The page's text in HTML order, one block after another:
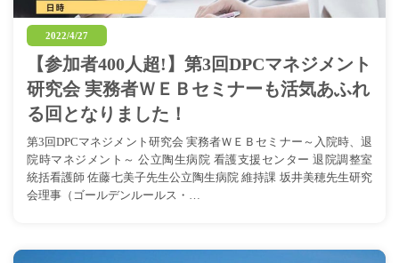
2022/4/27
【参加者400人超!】第3回DPCマネジメント
研究会 実務者ＷＥＢセミナーも活気あふれ
る回となりました！
第3回DPCマネジメント研究会 実務者ＷＥＢセミナー～入院時、退
院時マネジメント～ 公立陶生病院 看護支援センター 退院調整室
統括看護師 佐藤七美子先生公立陶生病院 維持課 坂井美穂先生研究
会理事（ゴールデンルールス・…